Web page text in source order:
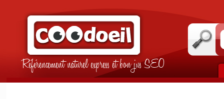
Référencement naturel express et bon jus SEO